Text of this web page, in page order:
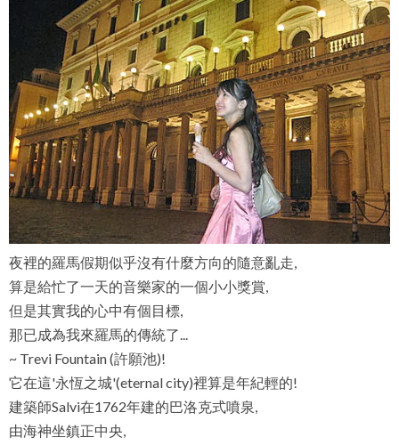
夜裡的羅馬假期似乎沒有什麼方向的隨意亂走,
算是給忙了一天的音樂家的一個小小獎賞,
但是其實我的心中有個目標,
那已成為我來羅馬的傳統了...
~ Trevi Fountain (許願池)!
它在這'永恆之城'(eternal city)裡算是年紀輕的!
建築師Salvi在1762年建的巴洛克式噴泉,
由海神坐鎮正中央,